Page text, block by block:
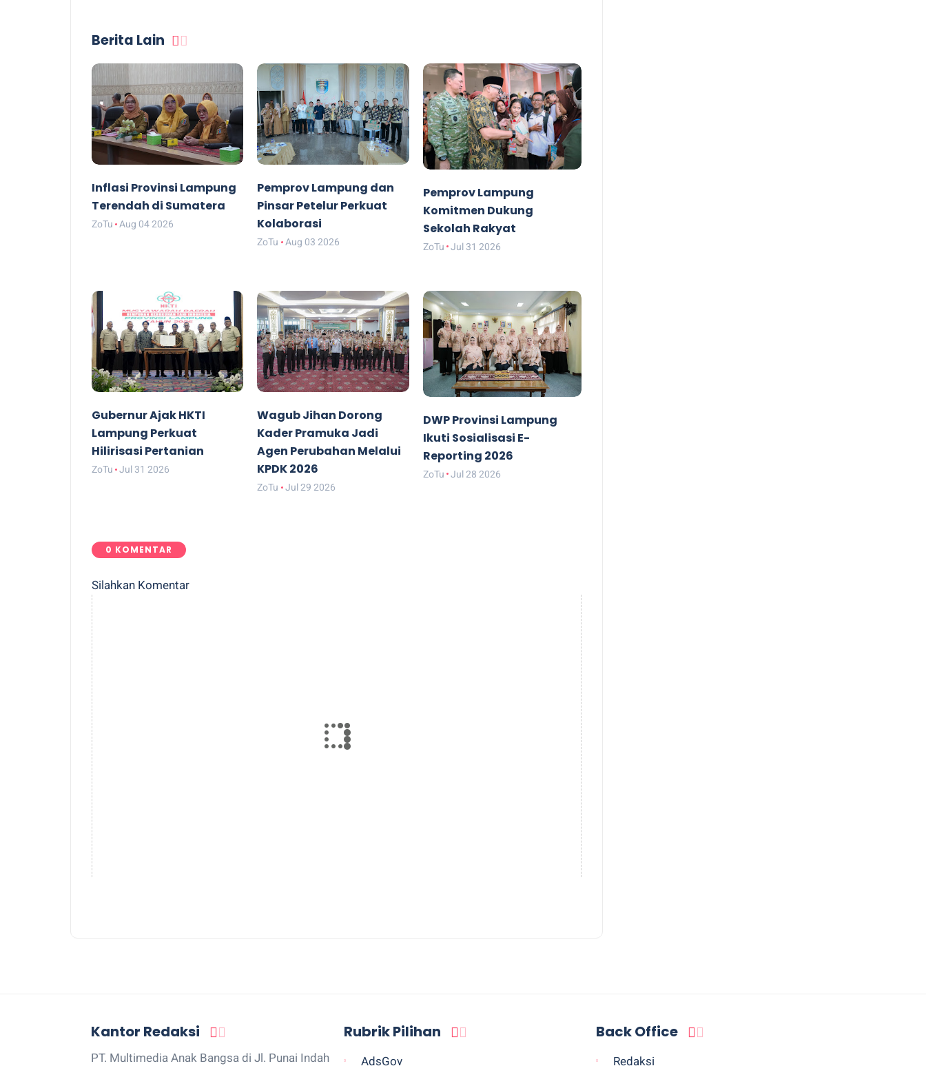
Berita Lain
Inflasi Provinsi Lampung
Terendah di Sumatera
ZoTu Aug 04 2026
Pemprov Lampung dan
Pinsar Petelur Perkuat
Kolaborasi
ZoTu Aug 03 2026
Pemprov Lampung
Komitmen Dukung
Sekolah Rakyat
ZoTu Jul 31 2026
Gubernur Ajak HKTI
Lampung Perkuat
Hilirisasi Pertanian
ZoTu Jul 31 2026
Wagub Jihan Dorong
Kader Pramuka Jadi
Agen Perubahan Melalui
KPDK 2026
ZoTu Jul 29 2026
DWP Provinsi Lampung
Ikuti Sosialisasi E-
Reporting 2026
ZoTu Jul 28 2026
0 KOMENTAR
Silahkan Komentar
Kantor Redaksi
PT. Multimedia Anak Bangsa di Jl. Punai Indah
Rubrik Pilihan
AdsGov
Back Office
Redaksi